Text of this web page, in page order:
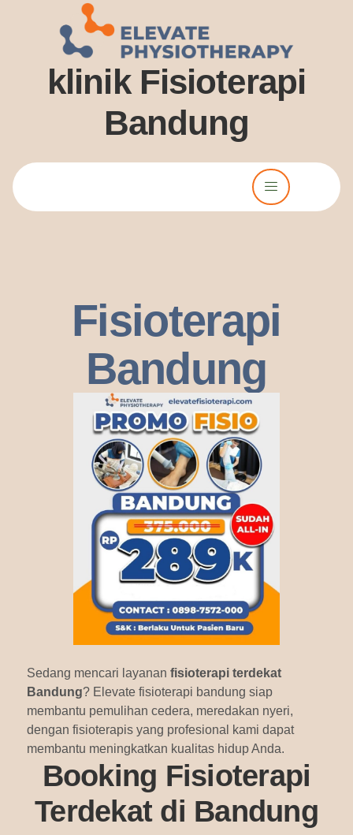
klinik Fisioterapi
Bandung
Fisioterapi
Bandung
Sedang mencari layanan fisioterapi terdekat
Bandung? Elevate fisioterapi bandung siap
membantu pemulihan cedera, meredakan nyeri,
dengan fisioterapis yang profesional kami dapat
membantu meningkatkan kualitas hidup Anda.
Booking Fisioterapi
Terdekat di Bandung